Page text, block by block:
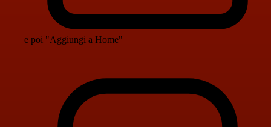
e poi "Aggiungi a Home"